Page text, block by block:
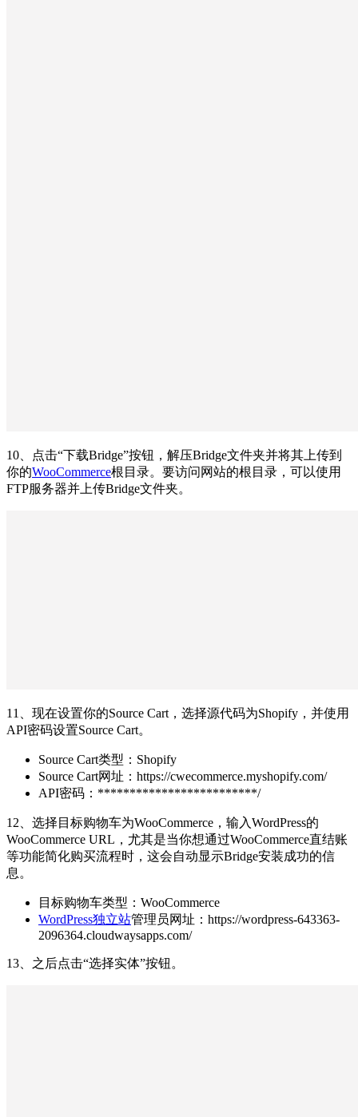
10、点击“下载Bridge”按钮，解压Bridge文件夹并将其上传到
你的WooCommerce根目录。要访问网站的根目录，可以使用
FTP服务器并上传Bridge文件夹。
11、现在设置你的Source Cart，选择源代码为Shopify，并使用
API密码设置Source Cart。
Source Cart类型：Shopify
Source Cart网址：https://cwecommerce.myshopify.com/
API密码：*************************/
12、选择目标购物车为WooCommerce，输入WordPress的
WooCommerce URL，尤其是当你想通过WooCommerce直结账
等功能简化购买流程时，这会自动显示Bridge安装成功的信
息。
目标购物车类型：WooCommerce
WordPress独立站管理员网址：https://wordpress-643363-
2096364.cloudwaysapps.com/
13、之后点击“选择实体”按钮。